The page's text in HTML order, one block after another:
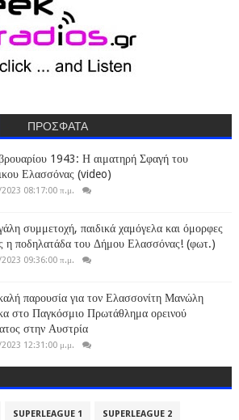
ΠΡΟΣΦΑΤΑ
1943: Η αιματηρή Σφαγή του
Ελασσόνας (video)
08:17:00 π.μ.
συμμετοχή, παιδικά χαμόγελα και όμορφες
η ποδηλατάδα του Δήμου Ελασσόνας! (φωτ.)
09:36:00 π.μ.
παρουσία για τον Ελασσονίτη Μανώλη
στο Παγκόσμιο Πρωτάθλημα ορεινού
στην Αυστρία
12:31:00 μ.μ.
SUPERLEAGUE 1 SUPERLEAGUE 2